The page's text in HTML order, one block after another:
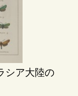
シア大陸の